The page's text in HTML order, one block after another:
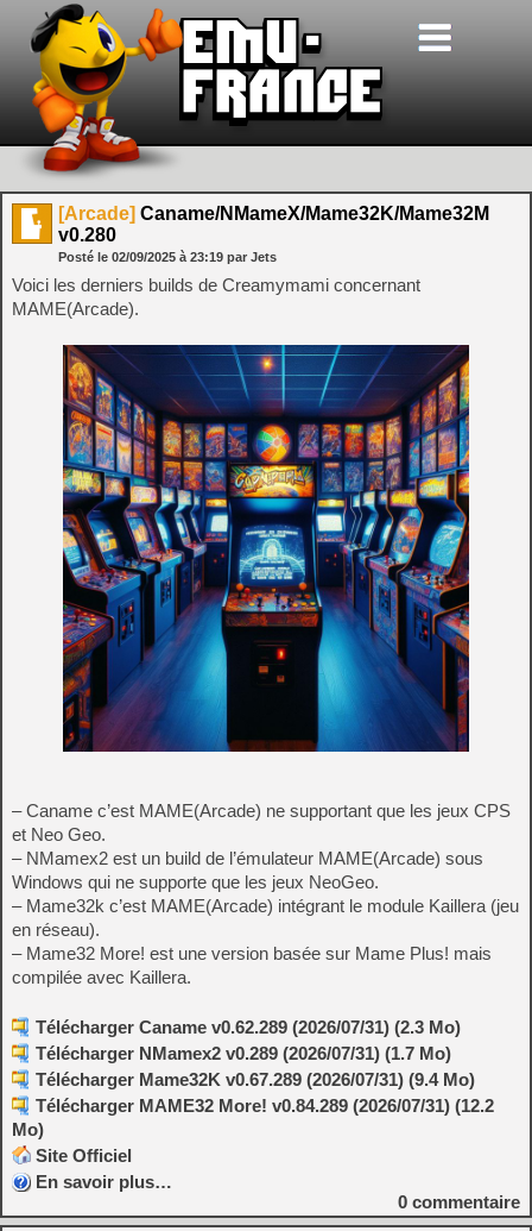
[Arcade] Caname/NMameX/Mame32K/Mame32M
v0.280
Posté le 02/09/2025 à 23:19 par Jets
Voici les derniers builds de Creamymami concernant
MAME(Arcade).
– Caname c’est MAME(Arcade) ne supportant que les jeux CPS
et Neo Geo.
– NMamex2 est un build de l’émulateur MAME(Arcade) sous
Windows qui ne supporte que les jeux NeoGeo.
– Mame32k c’est MAME(Arcade) intégrant le module Kaillera (jeu
en réseau).
– Mame32 More! est une version basée sur Mame Plus! mais
compilée avec Kaillera.
Télécharger Caname v0.62.289 (2026/07/31) (2.3 Mo)
Télécharger NMamex2 v0.289 (2026/07/31) (1.7 Mo)
Télécharger Mame32K v0.67.289 (2026/07/31) (9.4 Mo)
Télécharger MAME32 More! v0.84.289 (2026/07/31) (12.2
Mo)
Site Officiel
En savoir plus…
0 commentaire